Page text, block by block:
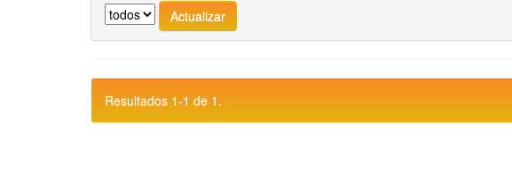
Resultados 1-1 de 1.